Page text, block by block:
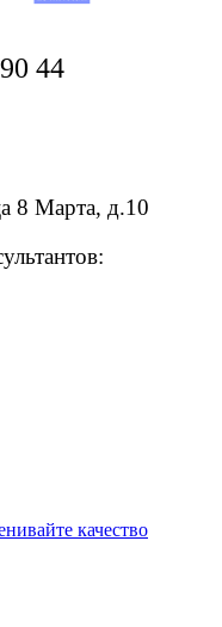
44
8 Марта, д.10